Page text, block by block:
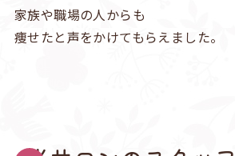
家族や職場の人からも
痩せたと声をかけてもらえました。